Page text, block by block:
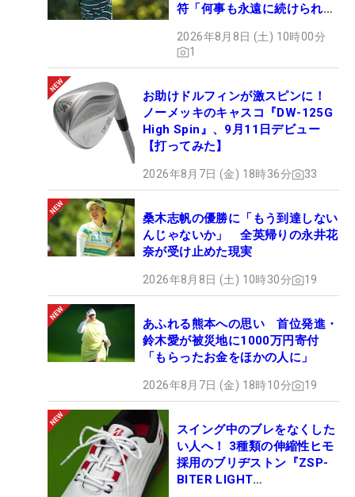
符「何事も永遠に続けられな
2026年8月8日 (土) 10時00分
1
お助けドルフィンが激スピンに！
ノーメッキのキャスコ『DW-125G
High Spin』、9月11日デビュー
【打ってみた】
2026年8月7日 (金) 18時36分 33
桑木志帆の優勝に「もう到達しない
んじゃないか」 全英帰りの永井花
奈が受け止めた現実
2026年8月8日 (土) 10時30分 19
あふれる熊本への思い 首位発進・
鈴木愛が被災地に1000万円寄付
「もらったお金をほかの人に」
2026年8月7日 (金) 18時10分 19
スイング中のブレをなくした
い人へ！ 3種類の伸縮性ヒモ
採用のブリヂストン『ZSP-
BITER LIGHT